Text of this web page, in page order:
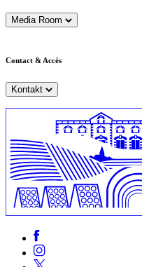
Media Room
Contact & Accès
Kontakt